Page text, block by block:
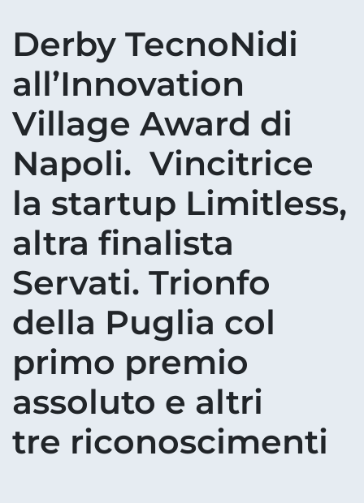
Derby TecnoNidi
all’Innovation
Village Award di
Napoli. Vincitrice
la startup Limitless,
altra finalista
Servati. Trionfo
della Puglia col
primo premio
assoluto e altri
tre riconoscimenti